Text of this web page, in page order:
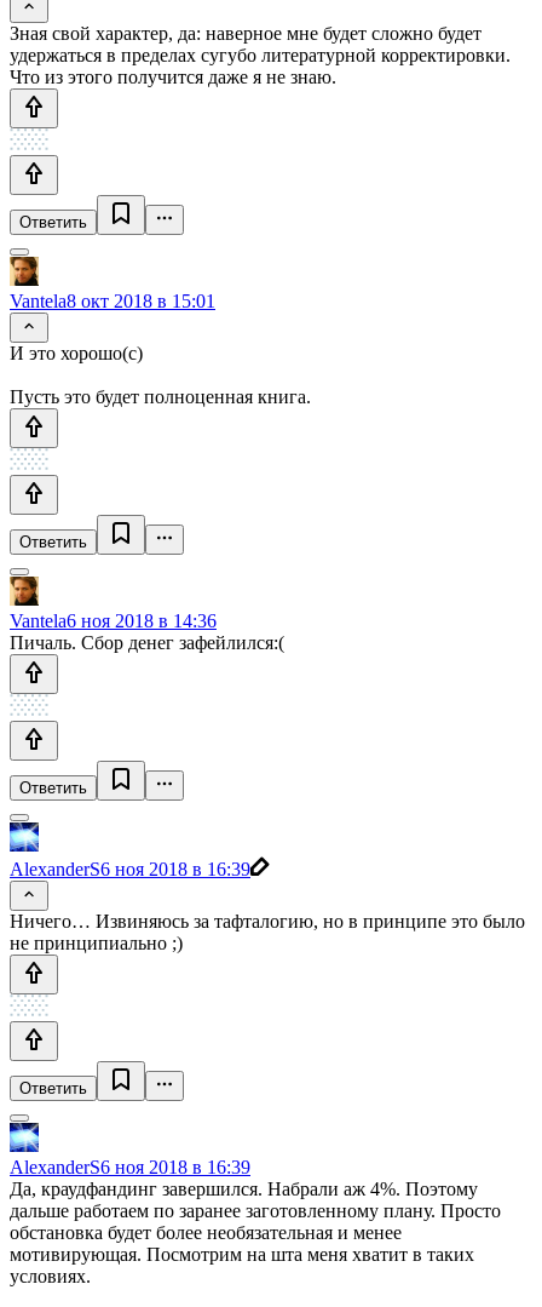
Зная свой характер, да: наверное мне будет сложно будет
удержаться в пределах сугубо литературной корректировки.
Что из этого получится даже я не знаю.
Ответить
Vantela8 окт 2018 в 15:01
И это хорошо(с)
Пусть это будет полноценная книга.
Ответить
Vantela6 ноя 2018 в 14:36
Пичаль. Сбор денег зафейлился:(
Ответить
AlexanderS6 ноя 2018 в 16:39
Ничего… Извиняюсь за тафталогию, но в принципе это было
не принципиально ;)
Ответить
AlexanderS6 ноя 2018 в 16:39
Да, краудфандинг завершился. Набрали аж 4%. Поэтому
дальше работаем по заранее заготовленному плану. Просто
обстановка будет более необязательная и менее
мотивирующая. Посмотрим на шта меня хватит в таких
условиях.